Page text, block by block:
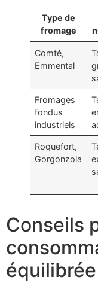
Type de
fromage
Comté,
Emmental
Fromages
fondus
industriels
Roquefort,
Gorgonzola
Conseils